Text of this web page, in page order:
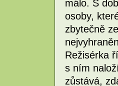
málo. S
osoby,
zbytečně
Režisérka
s ním
zůstává,